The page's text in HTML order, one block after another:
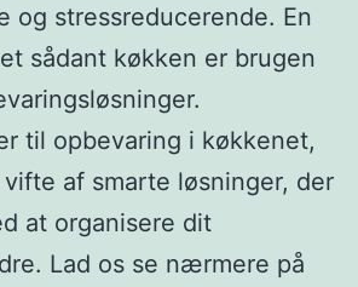
og stressreducerende. En
sådant køkken er brugen
til opbevaring i køkkenet,
af smarte løsninger, der
at organisere dit
Lad os se nærmere på